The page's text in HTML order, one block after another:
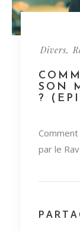
Divers,
SON
?
par le